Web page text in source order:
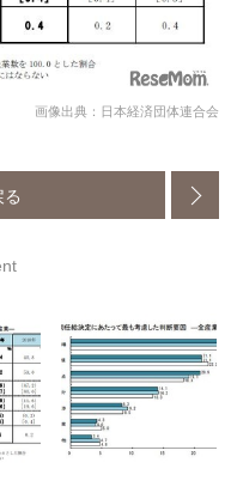
画像出典：日本経済団体連合会
る